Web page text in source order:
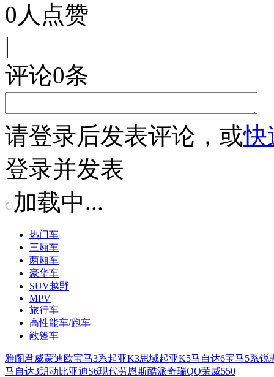
0 人点赞
|
评论0条
请登录后发表评论，或快
登录并发表
加载中...
热门车
三厢车
两厢车
豪华车
SUV越野
MPV
旅行车
高性能车/跑车
敞篷车
雅阁君威蒙迪欧宝马3系起亚K3思域起亚K5马自达6宝马5系锐
马自达3朗动比亚迪S6现代劳恩斯酷派奇瑞QQ荣威550